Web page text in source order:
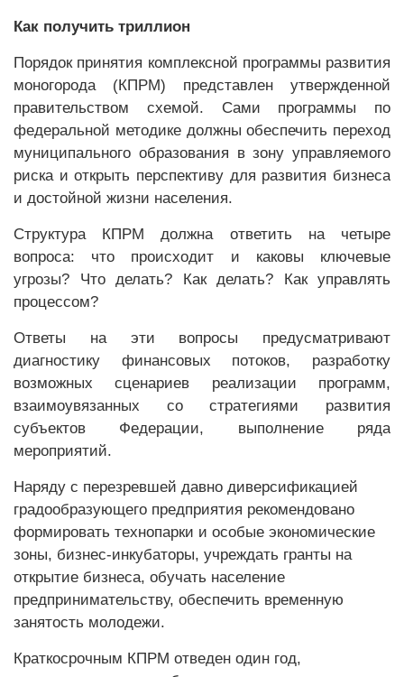
Как получить триллион
Порядок принятия комплексной программы развития
моногорода (КПРМ) представлен утвержденной
правительством схемой. Сами программы по
федеральной методике должны обеспечить переход
муниципального образования в зону управляемого
риска и открыть перспективу для развития бизнеса
и достойной жизни населения.
Структура КПРМ должна ответить на четыре
вопроса: что происходит и каковы ключевые
угрозы? Что делать? Как делать? Как управлять
процессом?
Ответы на эти вопросы предусматривают
диагностику финансовых потоков, разработку
возможных сценариев реализации программ,
взаимоувязанных со стратегиями развития
субъектов Федерации, выполнение ряда
мероприятий.
Наряду с перезревшей давно диверсификацией
градообразующего предприятия рекомендовано
формировать технопарки и особые экономические
зоны, бизнес-инкубаторы, учреждать гранты на
открытие бизнеса, обучать население
предпринимательству, обеспечить временную
занятость молодежи.
Краткосрочным КПРМ отведен один год,